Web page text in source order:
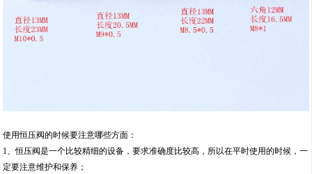
使用恒压阀的时候要注意哪些方面：
1、恒压阀是一个比较精细的设备，要求准确度比较高，所以在平时使用的时候，一
定要注意维护和保养；